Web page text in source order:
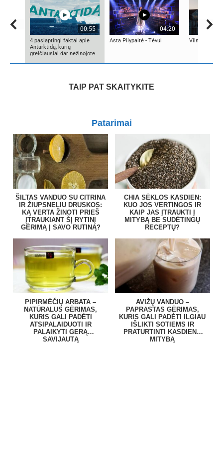
00:55
4 paslaptingi faktai apie
Antarktidą, kurių
greičiausiai dar nežinojote
04:20
Asta Pilypaitė - Tėvui Vilniaus
TAIP PAT SKAITYKITE
Patarimai
ŠILTAS VANDUO SU CITRINA
IR ŽIUPSNELIU DRUSKOS:
KĄ VERTA ŽINOTI PRIEŠ
ĮTRAUKIANT ŠĮ RYTINĮ
GĖRIMĄ Į SAVO RUTINĄ?
CHIA SĖKLOS KASDIEN:
KUO JOS VERTINGOS IR
KAIP JAS ĮTRAUKTI Į
MITYBĄ BE SUDĖTINGŲ
RECEPTŲ?
PIPIRMĖČIŲ ARBATA –
NATŪRALUS GĖRIMAS,
KURIS GALI PADĖTI
ATSIPALAIDUOTI IR
PALAIKYTI GERĄ
SAVIJAUTĄ
AVIŽŲ VANDUO –
PAPRASTAS GĖRIMAS,
KURIS GALI PADĖTI ILGIAU
IŠLIKTI SOTIEMS IR
PRATURTINTI KASDIENĘ
MITYBĄ